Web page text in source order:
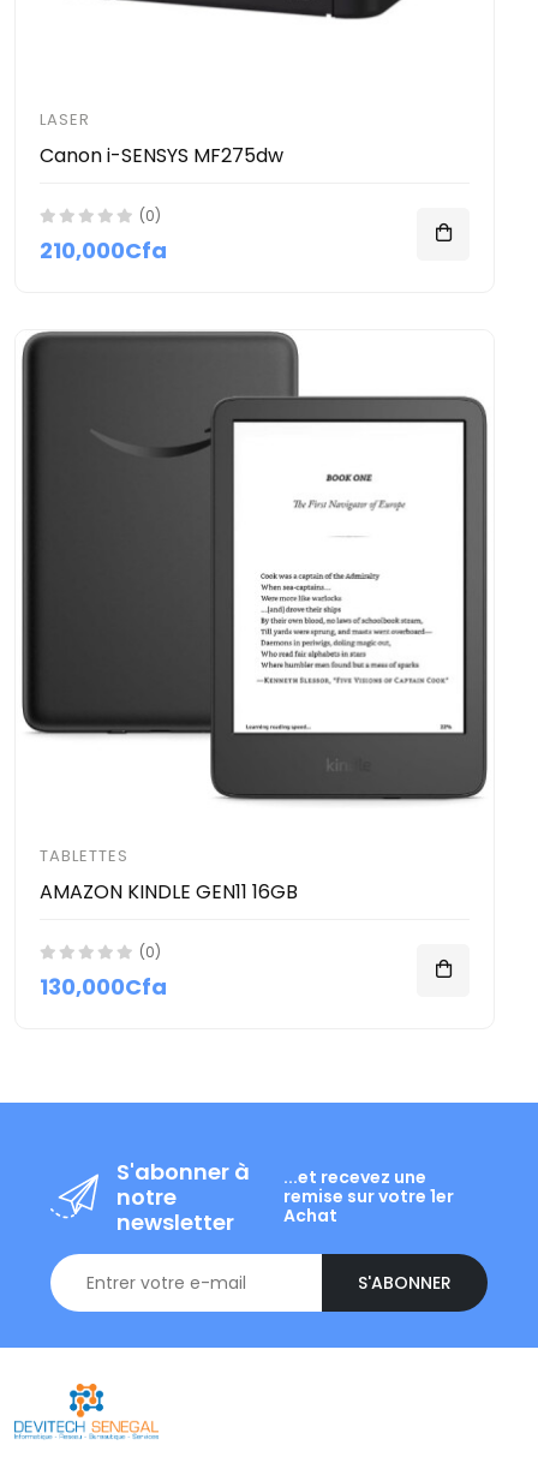
LASER
Canon i-SENSYS MF275dw
(0)
210,000Cfa
TABLETTES
AMAZON KINDLE GEN11 16GB
(0)
130,000Cfa
S'abonner à
notre
newsletter
...et recevez une
remise sur votre 1er
Achat
S'ABONNER